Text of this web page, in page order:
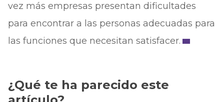
vez más empresas presentan dificultades
para encontrar a las personas adecuadas para
las funciones que necesitan satisfacer.
¿Qué te ha parecido este